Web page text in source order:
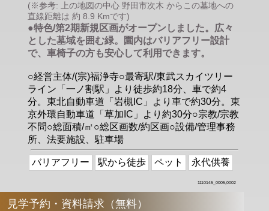
(※参考: 上の地図の中心 野田市次木 からこの墓地への
直線距離は 約 8.9 Kmです)
●特色/第2期新規区画がオープンしました。広々
とした墓域を囲む緑。園内はバリアフリー設計
で、車椅子の方も安心して利用できます。
○経営主体/(宗)福浄寺○最寄駅/東武スカイツリー
ライン「一ノ割駅」より徒歩約18分、車で約4
分。東北自動車道「岩槻IC」より車で約30分。東
京外環自動車道「草加IC」より約30分○宗教/宗教
不問○総面積/㎡○総区画数/約区画○設備/管理事務
所、法要施設、駐車場
バリアフリー 駅から徒歩 ペット 永代供養
1110145_0005,0002
見学予約・資料請求（無料）